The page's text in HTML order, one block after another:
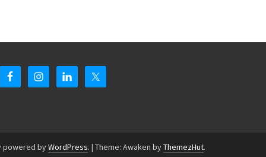
powered byWordPress. | Theme: Awaken byThemezHut.